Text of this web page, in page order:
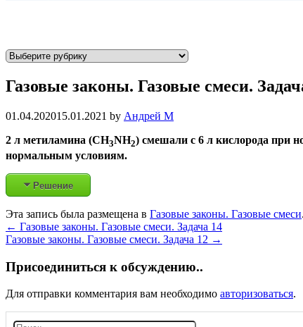
Р
б
и
и
Газовые законы. Газовые смеси.
01.04.202015.01.2021 by Андрей М
2 л метиламина (CH3NH2) смешали с 6 л кислорода при
нормальным условиям.
Решение
Эта запись была размещена в Газовые законы. Газовые смеси.
Post
navigation
← Газовые законы. Газовые смеси. Задача 14
Газовые законы. Газовые смеси. Задача 12 →
Присоединиться к обсуждению..
Для отправки комментария вам необходимо авторизоваться.